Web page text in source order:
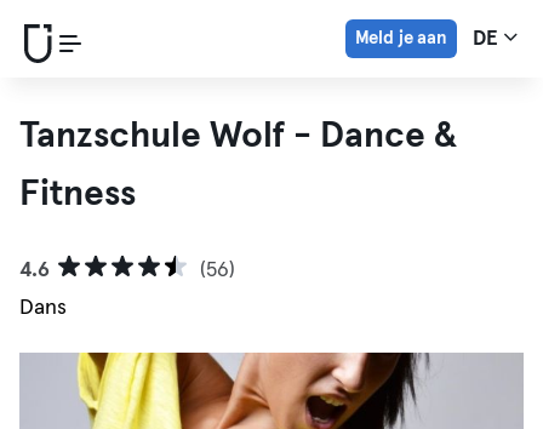
Meld je aan DE
Tanzschule Wolf - Dance &
Fitness
4.6
(56)
Dans